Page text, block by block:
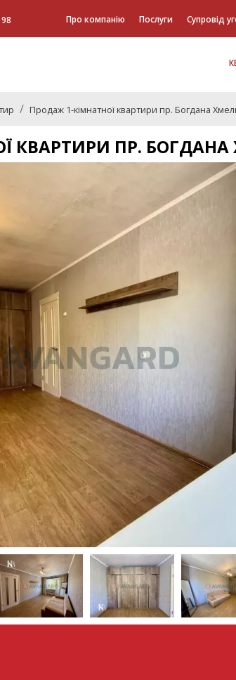
Про компанію Послуги Супровід
Продаж 1-кімнатної квартири пр. Богдана
КВАРТИРИ ПР.